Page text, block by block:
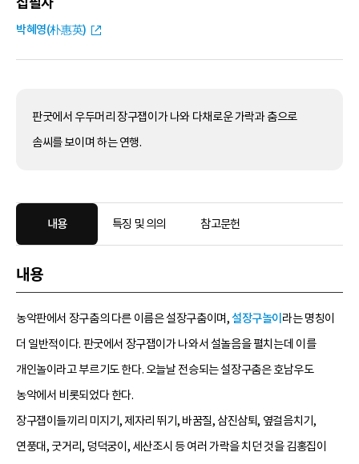
박혜영(朴惠英)
판굿에서 우두머리 장구잽이가 나와 다채로운 가락과 춤으로
솜씨를 보이며 하는 연행.
내용 특징 및 의의 참고문헌
내용
농악판에서 장구춤의 다른 이름은 설장구춤이며,설장구놀이 라는 명칭이
더 일반적이다. 판굿에서 장구잽이가 나와서 설놀음을 펼치는데 이를
개인놀이라고 부르기도 한다. 오늘날 전승되는 설장구춤은 호남우도
농악에서 비롯되었다 한다.
장구잽이들끼리 미지기, 제자리 뛰기, 바꿈질, 삼진삼퇴, 옆걸음치기,
연풍대, 굿거리, 덩덕궁이, 세산조시 등 여러 가락을 치던 것을 김홍집이